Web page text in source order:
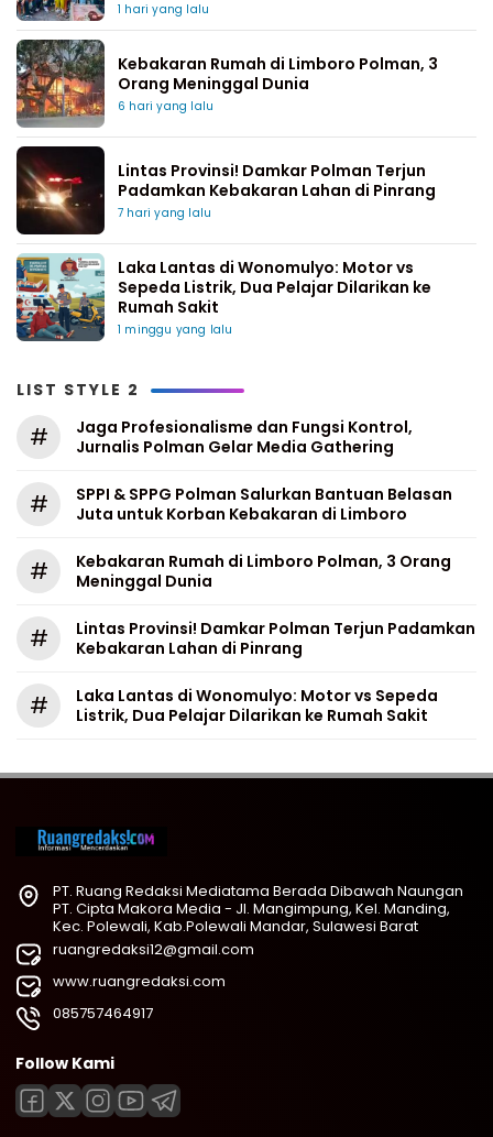
1 hari yang lalu
Kebakaran Rumah di Limboro Polman, 3
Orang Meninggal Dunia
6 hari yang lalu
Lintas Provinsi! Damkar Polman Terjun
Padamkan Kebakaran Lahan di Pinrang
7 hari yang lalu
Laka Lantas di Wonomulyo: Motor vs
Sepeda Listrik, Dua Pelajar Dilarikan ke
Rumah Sakit
1 minggu yang lalu
LIST STYLE 2
#
Jaga Profesionalisme dan Fungsi Kontrol,
Jurnalis Polman Gelar Media Gathering
#
SPPI & SPPG Polman Salurkan Bantuan Belasan
Juta untuk Korban Kebakaran di Limboro
#
Kebakaran Rumah di Limboro Polman, 3 Orang
Meninggal Dunia
#
Lintas Provinsi! Damkar Polman Terjun Padamkan
Kebakaran Lahan di Pinrang
#
Laka Lantas di Wonomulyo: Motor vs Sepeda
Listrik, Dua Pelajar Dilarikan ke Rumah Sakit
PT. Ruang Redaksi Mediatama Berada Dibawah Naungan
PT. Cipta Makora Media - Jl. Mangimpung, Kel. Manding,
Kec. Polewali, Kab.Polewali Mandar, Sulawesi Barat
ruangredaksi12@gmail.com
www.ruangredaksi.com
085757464917
Follow Kami